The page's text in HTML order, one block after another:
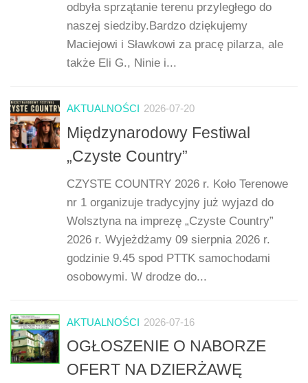
odbyła sprzątanie terenu przyległego do
naszej siedziby.Bardzo dziękujemy
Maciejowi i Sławkowi za pracę pilarza, ale
także Eli G., Ninie i...
AKTUALNOŚCI 2026-07-20
Międzynarodowy Festiwal
„Czyste Country”
CZYSTE COUNTRY 2026 r. Koło Terenowe
nr 1 organizuje tradycyjny już wyjazd do
Wolsztyna na imprezę „Czyste Country”
2026 r. Wyjeżdżamy 09 sierpnia 2026 r.
godzinie 9.45 spod PTTK samochodami
osobowymi. W drodze do...
AKTUALNOŚCI 2026-07-16
OGŁOSZENIE O NABORZE
OFERT NA DZIERŻAWĘ